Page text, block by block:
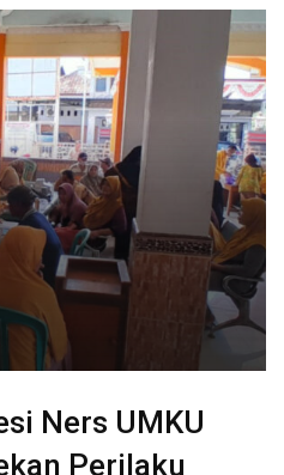
Ners UMKU
Perilaku